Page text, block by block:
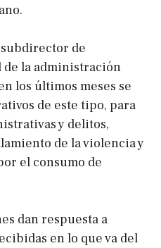
de
la administración
los últimos meses se
de este tipo, para
y delitos,
de la violencia y
el consumo de
dan respuesta a
en lo que va del